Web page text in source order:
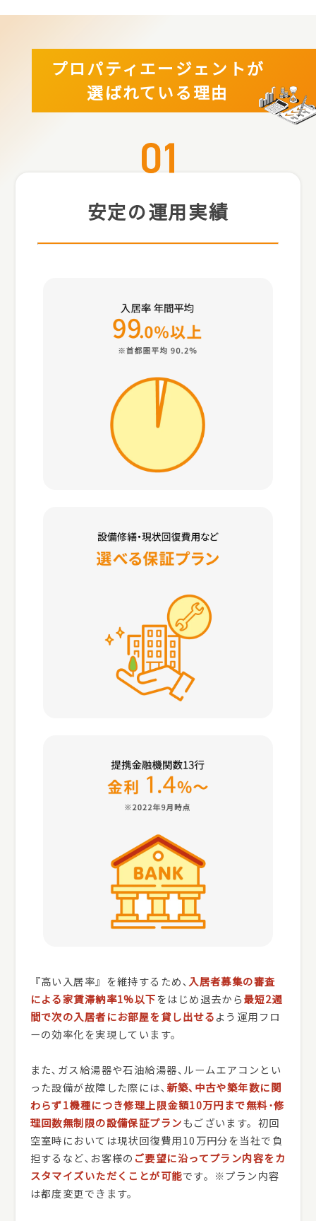
プロパティエージェントが
選ばれている理由
安定の運用実績
『高い入居率』を維持するため､ 入居者募集の審査
による家賃滞納率1%以下をはじめ退去から最短2週
間で次の入居者にお部屋を貸し出せるよう運用フロ
ーの効率化を実現しています。
また､ガス給湯器や石油給湯器､ルームエアコンとい
った設備が故障した際には､ 新築､中古や築年数に関
わらず1機種につき修理上限金額10万円まで無料･修
理回数無制限の設備保証プランもございます。初回
空室時においては現状回復費用10万円分を当社で負
担するなど､お客様の ご要望に沿ってプラン内容をカ
スタマイズいただくことが可能です。※プラン内容
は都度変更できます。